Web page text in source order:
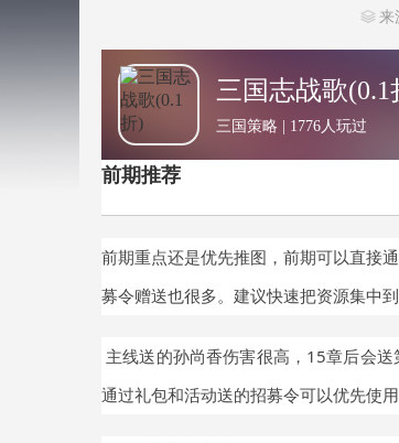
来
三国志战歌(0.1
三国策略 | 1776人玩过
前期推荐
前期重点还是优先推图， 前期可以直接
募令赠送也很多。建议快速把资源集中
主线送的孙尚香伤害很高，15章后会
通过礼包和活动送的招募令可以优先使